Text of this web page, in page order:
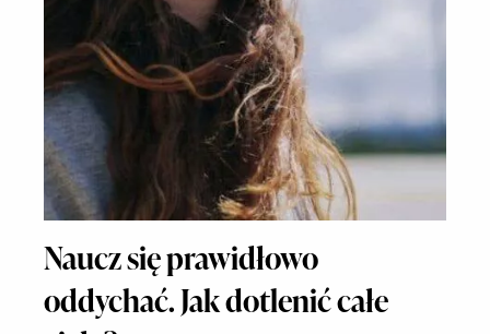
Naucz się prawidłowo
oddychać. Jak dotlenić całe